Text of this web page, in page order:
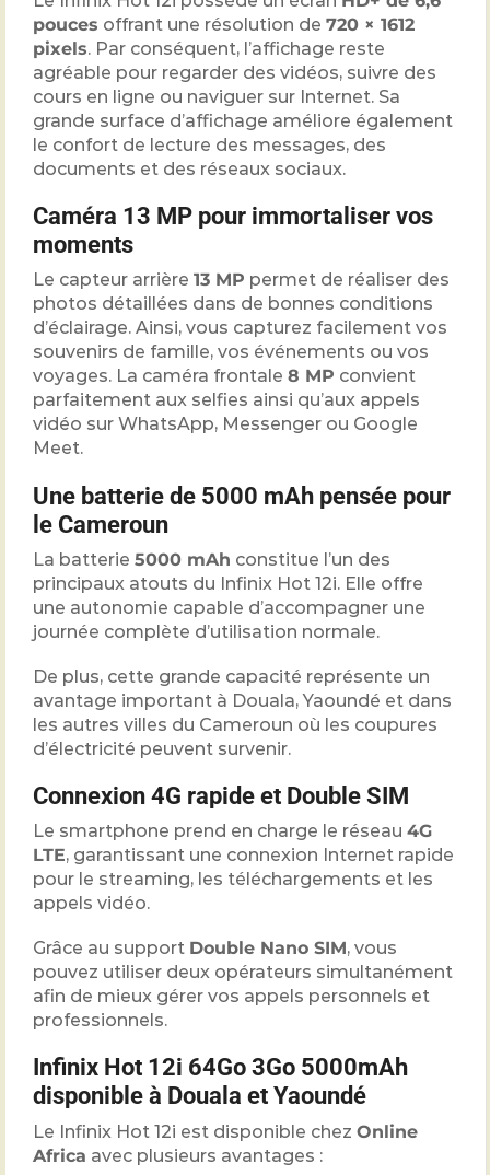
pouces offrant une résolution de 720 × 1612
pixels. Par conséquent, l’affichage reste
agréable pour regarder des vidéos, suivre des
cours en ligne ou naviguer sur Internet. Sa
grande surface d’affichage améliore également
le confort de lecture des messages, des
documents et des réseaux sociaux.
Caméra 13 MP pour immortaliser vos
moments
Le capteur arrière 13 MP permet de réaliser des
photos détaillées dans de bonnes conditions
d’éclairage. Ainsi, vous capturez facilement vos
souvenirs de famille, vos événements ou vos
voyages. La caméra frontale 8 MP convient
parfaitement aux selfies ainsi qu’aux appels
vidéo sur WhatsApp, Messenger ou Google
Meet.
Une batterie de 5000 mAh pensée pour
le Cameroun
La batterie 5000 mAh constitue l’un des
principaux atouts du Infinix Hot 12i. Elle offre
une autonomie capable d’accompagner une
journée complète d’utilisation normale.
De plus, cette grande capacité représente un
avantage important à Douala, Yaoundé et dans
les autres villes du Cameroun où les coupures
d’électricité peuvent survenir.
Connexion 4G rapide et Double SIM
Le smartphone prend en charge le réseau 4G
LTE, garantissant une connexion Internet rapide
pour le streaming, les téléchargements et les
appels vidéo.
Grâce au support Double Nano SIM, vous
pouvez utiliser deux opérateurs simultanément
afin de mieux gérer vos appels personnels et
professionnels.
Infinix Hot 12i 64Go 3Go 5000mAh
disponible à Douala et Yaoundé
Le Infinix Hot 12i est disponible chez Online
Africa avec plusieurs avantages :